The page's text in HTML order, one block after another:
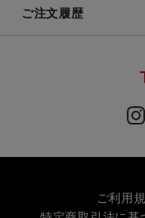
ご注文履歴
ご利用